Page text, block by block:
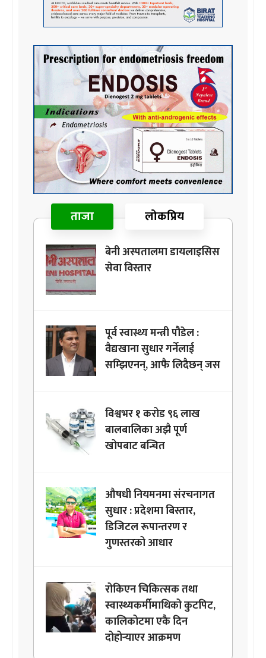
ताजा लोकप्रिय
बेनी अस्पतालमा डायलाइसिस
सेवा विस्तार
पूर्व स्वास्थ्य मन्त्री पौडेल :
वैद्यखाना सुधार गर्नेलाई
सम्झिएनन्, आफै लिदैछन् जस
विश्वभर १ करोड ९६ लाख
बालबालिका अझै पूर्ण
खोपबाट बन्चित
औषधी नियमनमा संरचनागत
सुधार : प्रदेशमा बिस्तार,
डिजिटल रूपान्तरण र
गुणस्तरको आधार
रोकिएन चिकित्सक तथा
स्वास्थ्यकर्मीमाथिको कुटपिट,
कालिकोटमा एकै दिन
दोहोर्‍याएर आक्रमण